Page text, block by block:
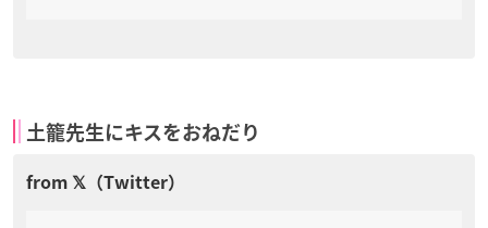
土籠先生にキスをおねだり